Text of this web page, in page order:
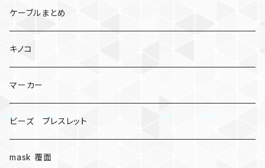
ケーブルまとめ
キノコ
マーカー
ビーズ ブレスレット
mask 覆面